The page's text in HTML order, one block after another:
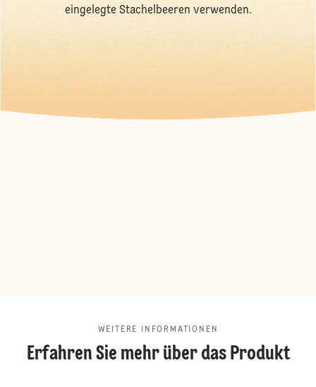
eingelegte Stachelbeeren verwenden.
WEITERE INFORMATIONEN
Erfahren Sie mehr über das Produkt